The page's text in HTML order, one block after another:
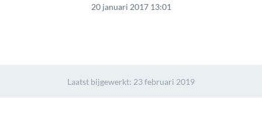
20 januari 2017 13:01
Laatst bijgewerkt: 23 februari 2019